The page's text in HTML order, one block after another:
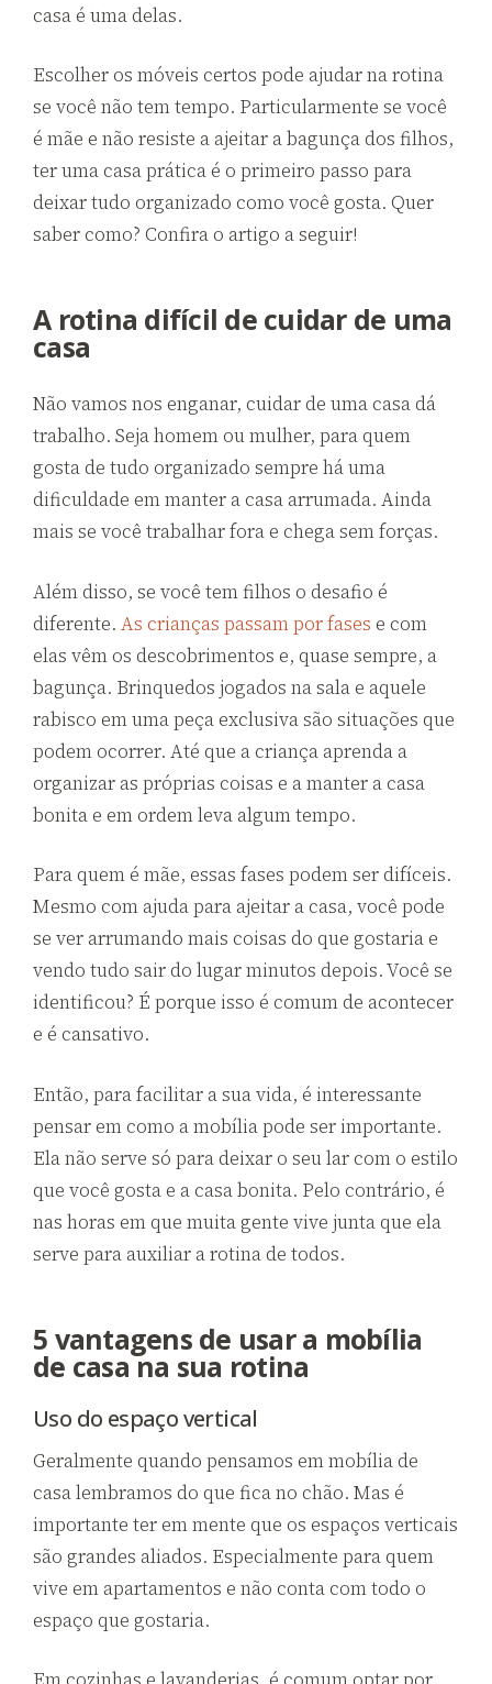
casa é uma delas.
Escolher os móveis certos pode ajudar na rotina
se você não tem tempo. Particularmente se você
é mãe e não resiste a ajeitar a bagunça dos filhos,
ter uma casa prática é o primeiro passo para
deixar tudo organizado como você gosta. Quer
saber como? Confira o artigo a seguir!
A rotina difícil de cuidar de uma
casa
Não vamos nos enganar, cuidar de uma casa dá
trabalho. Seja homem ou mulher, para quem
gosta de tudo organizado sempre há uma
dificuldade em manter a casa arrumada. Ainda
mais se você trabalhar fora e chega sem forças.
Além disso, se você tem filhos o desafio é
diferente. As crianças passam por fases e com
elas vêm os descobrimentos e, quase sempre, a
bagunça. Brinquedos jogados na sala e aquele
rabisco em uma peça exclusiva são situações que
podem ocorrer. Até que a criança aprenda a
organizar as próprias coisas e a manter a casa
bonita e em ordem leva algum tempo.
Para quem é mãe, essas fases podem ser difíceis.
Mesmo com ajuda para ajeitar a casa, você pode
se ver arrumando mais coisas do que gostaria e
vendo tudo sair do lugar minutos depois. Você se
identificou? É porque isso é comum de acontecer
e é cansativo.
Então, para facilitar a sua vida, é interessante
pensar em como a mobília pode ser importante.
Ela não serve só para deixar o seu lar com o estilo
que você gosta e a casa bonita. Pelo contrário, é
nas horas em que muita gente vive junta que ela
serve para auxiliar a rotina de todos.
5 vantagens de usar a mobília
de casa na sua rotina
Uso do espaço vertical
Geralmente quando pensamos em mobília de
casa lembramos do que fica no chão. Mas é
importante ter em mente que os espaços verticais
são grandes aliados. Especialmente para quem
vive em apartamentos e não conta com todo o
espaço que gostaria.